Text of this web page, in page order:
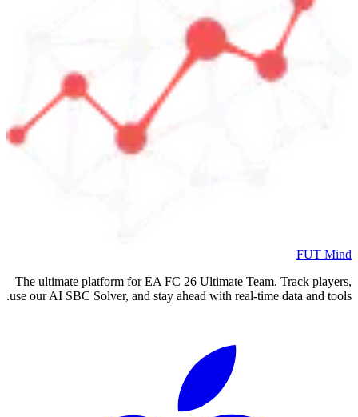
FUT Mind
The ultimate platform for EA FC 26 Ultimate Team. Track players,
use our AI SBC Solver, and stay ahead with real-time data and tools.